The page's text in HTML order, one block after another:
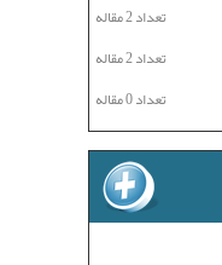
تعداد 2 مقاله
تعداد 2 مقاله
تعداد 0 مقاله